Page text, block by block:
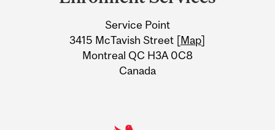
Information
Service Point
3415 McTavish Street [Map]
Montreal QC H3A 0C8
Canada